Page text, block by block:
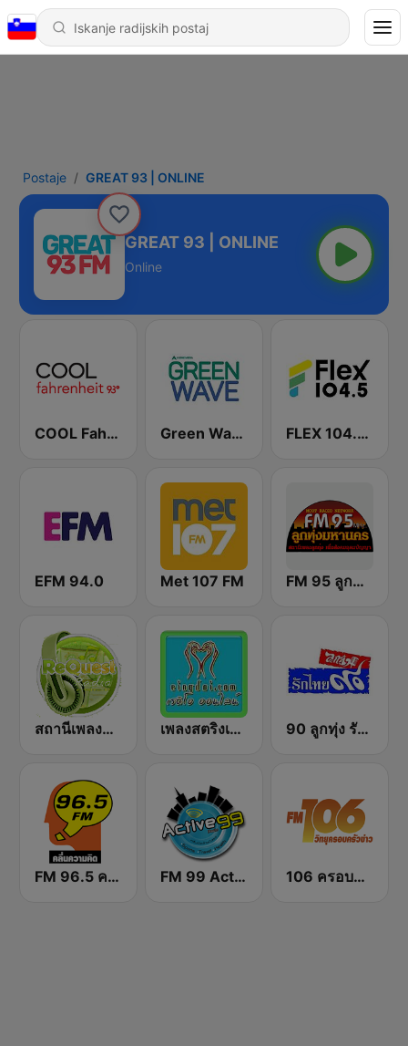
Postaje GREAT 93 | ONLINE
GREAT 93 | ONLINE
Online
COOL Fahrenheit 93 FM Green Wave 106.5 FM FLEX 104.5 FM
EFM 94.0 Met 107 FM FM 95 ลูกทุ่งมหานคร อสมท
สถานีเพลงสตริง Request Radio เพลงสตริงเก่า Eingdoi Radio 90 ลูกทุ่ง รักไทย
FM 96.5 คลื่นความคิด Thinking Radio FM 99 Active Radio 106 ครอบครัวข่าว